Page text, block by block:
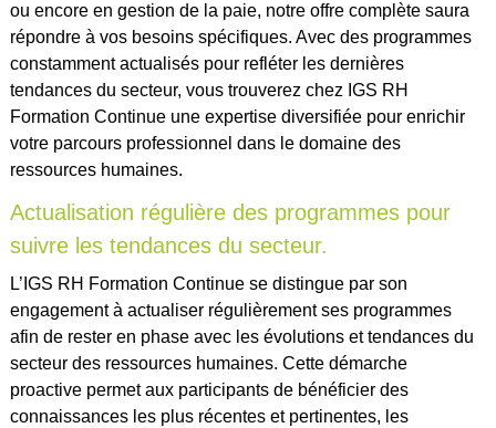
ou encore en gestion de la paie, notre offre complète saura
répondre à vos besoins spécifiques. Avec des programmes
constamment actualisés pour refléter les dernières
tendances du secteur, vous trouverez chez IGS RH
Formation Continue une expertise diversifiée pour enrichir
votre parcours professionnel dans le domaine des
ressources humaines.
Actualisation régulière des programmes pour
suivre les tendances du secteur.
L’IGS RH Formation Continue se distingue par son
engagement à actualiser régulièrement ses programmes
afin de rester en phase avec les évolutions et tendances du
secteur des ressources humaines. Cette démarche
proactive permet aux participants de bénéficier des
connaissances les plus récentes et pertinentes, les